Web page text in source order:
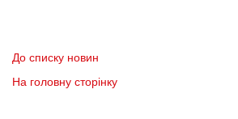
До списку новин
На головну сторінку